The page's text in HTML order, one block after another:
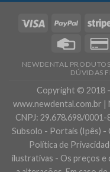
NEWDENTAL
DÚVIDAS
Copyright © 2018
www.newdental.com.br
CNPJ: 29.678.698/
Subsolo - Portais (Ipês) -
Política de
ilustrativas - Os preços e